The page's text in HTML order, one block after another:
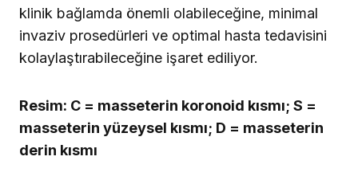
klinik bağlamda önemli olabileceğine, minimal
invaziv prosedürleri ve optimal hasta tedavisini
kolaylaştırabileceğine işaret ediliyor.
Resim: C = masseterin koronoid kısmı; S =
masseterin yüzeysel kısmı; D = masseterin
derin kısmı